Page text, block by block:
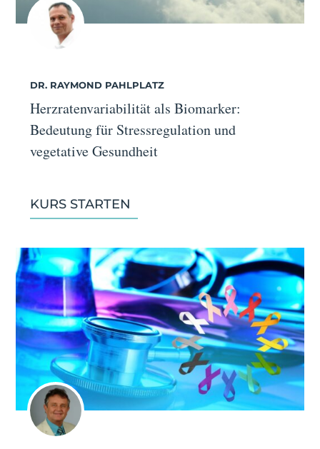
DR. RAYMOND PAHLPLATZ
Herzratenvariabilität als Biomarker:
Bedeutung für Stressregulation und
vegetative Gesundheit
KURS STARTEN